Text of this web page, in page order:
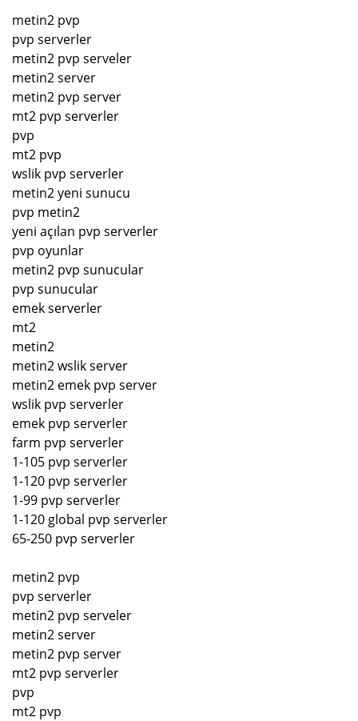
metin2 pvp
pvp serverler
metin2 pvp serveler
metin2 server
metin2 pvp server
mt2 pvp serverler
pvp
mt2 pvp
wslik pvp serverler
metin2 yeni sunucu
pvp metin2
yeni açılan pvp serverler
pvp oyunlar
metin2 pvp sunucular
pvp sunucular
emek serverler
mt2
metin2
metin2 wslik server
metin2 emek pvp server
wslik pvp serverler
emek pvp serverler
farm pvp serverler
1-105 pvp serverler
1-120 pvp serverler
1-99 pvp serverler
1-120 global pvp serverler
65-250 pvp serverler
metin2 pvp
pvp serverler
metin2 pvp serveler
metin2 server
metin2 pvp server
mt2 pvp serverler
pvp
mt2 pvp